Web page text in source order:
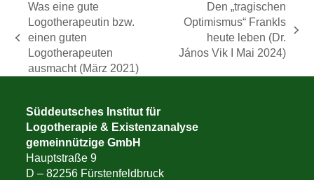
vorheriger
Beitrag:
Was eine gute
Logotherapeutin bzw.
einen guten
Logotherapeuten
ausmacht (März 2021)
Nächster
Beitrag:
Den „tragischen
Optimismus“ Frankls
heute leben (Dr.
János Vik I Mai 2024)
Süddeutsches Institut für
Logotherapie & Existenzanalyse
gemeinnützige GmbH
Hauptstraße 9
D – 82256 Fürstenfeldbruck